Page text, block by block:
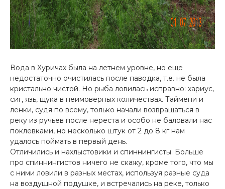
Вода в Хуричах была на летнем уровне, но еще
недостаточно очистилась после паводка, т.е. не была
кристально чистой. Но рыба ловилась исправно: хариус,
сиг, язь, щука в неимоверных количествах. Таймени и
ленки, судя по всему, только начали возвращаться в
реку из ручьев после нереста и особо не баловали нас
поклевками, но несколько штук от 2 до 8 кг нам
удалось поймать в первый день.
Отличились и нахлыстовики и спиннингисты. Больше
про спиннингистов ничего не скажу, кроме того, что мы
с ними ловили в разных местах, используя разные суда
на воздушной подушке, и встречались на реке, только